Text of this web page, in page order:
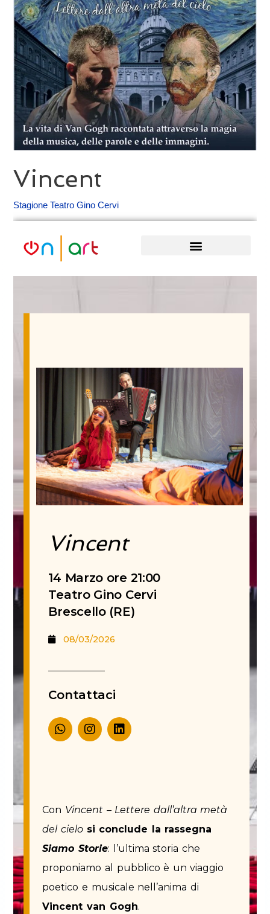
Vincent
Stagione Teatro Gino Cervi
Vincent
14 Marzo ore 21:00
Teatro Gino Cervi
Brescello (RE)
08/03/2026
Contattaci
W
h
a
I
n
s
m
L
i
n
Con Vincent – Lettere dall’altra metà
del cielo si conclude la rassegna
Siamo Storie: l’ultima storia che
proponiamo al pubblico è un viaggio
poetico e musicale nell’anima di
Vincent van Gogh.